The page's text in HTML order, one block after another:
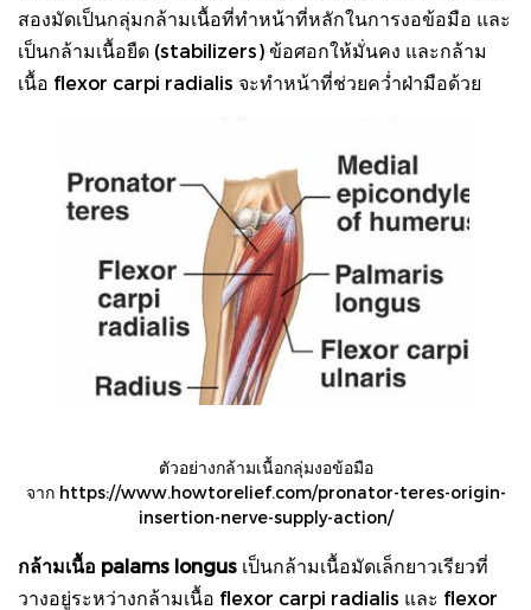
สองมัดเป็นกลุ่มกล้ามเนื้อที่ทำหน้าที่หลักในการงอข้อมือ และ
เป็นกล้ามเนื้อยืด (stabilizers) ข้อศอกให้มั่นคง และกล้าม
เนื้อ flexor carpi radialis จะทำหน้าที่ช่วยคว่ำฝ่ามือด้วย
ตัวอย่างกล้ามเนื้อกลุ่มงอข้อมือ
จาก https://www.howtorelief.com/pronator-teres-origin-
insertion-nerve-supply-action/
กล้ามเนื้อ palams longus เป็นกล้ามเนื้อมัดเล็กยาวเรียวที่
วางอยู่ระหว่างกล้ามเนื้อ flexor carpi radialis และ flexor